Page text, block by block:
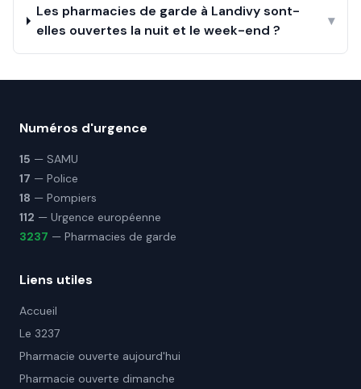
Les pharmacies de garde à Landivy sont-
elles ouvertes la nuit et le week-end ?
▾
Numéros d'urgence
15 — SAMU
17 — Police
18 — Pompiers
112 — Urgence européenne
3237 — Pharmacies de garde
Liens utiles
Accueil
Le 3237
Pharmacie ouverte aujourd'hui
Pharmacie ouverte dimanche